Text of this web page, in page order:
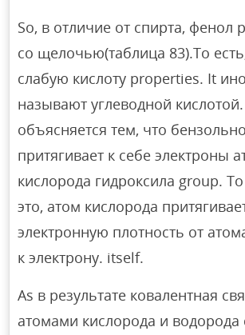
So, в отличие от спирта, фенол
со щелочью(таблица 83).То
слабую кислоту properties. It
называют углеводной
объясняется тем, что
притягивает к себе электроны
кислорода гидроксила group.
это, атом кислорода
электронную плотность от
к электрону. itself.
As в результате ковалентная
атомами кислорода и водорода